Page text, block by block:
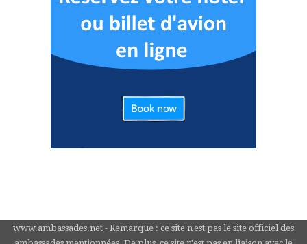
www.ambassades.net - Remarque : ce site n'est pas le site officiel des